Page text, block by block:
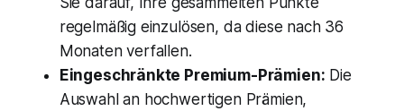
regelmäßig einzulösen, da diese nach 36
Monaten verfallen.
Eingeschränkte Premium-Prämien: Die
Auswahl an hochwertigen Prämien,